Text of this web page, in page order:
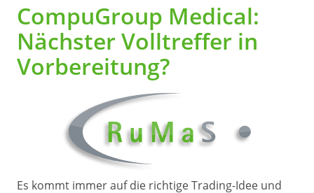
CompuGroup Medical:
Nächster Volltreffer in
Vorbereitung?
Es kommt immer auf die richtige Trading-Idee und